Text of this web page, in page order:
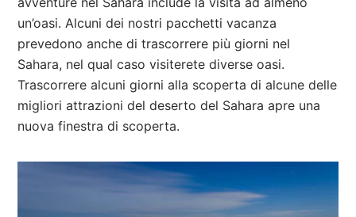
un’oasi. Alcuni dei nostri pacchetti vacanza
prevedono anche di trascorrere più giorni nel
Sahara, nel qual caso visiterete diverse oasi.
Trascorrere alcuni giorni alla scoperta di alcune delle
migliori attrazioni del deserto del Sahara apre una
nuova finestra di scoperta.